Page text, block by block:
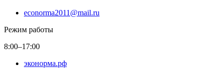
econorma2011@mail.ru
Режим работы
8:00–17:00
эконорма.рф